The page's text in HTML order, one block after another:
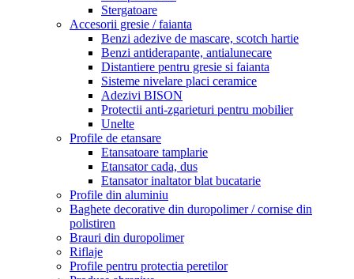
Stergatoare
Accesorii gresie / faianta
Benzi adezive de mascare, scotch hartie
Benzi antiderapante, antialunecare
Distantiere pentru gresie si faianta
Sisteme nivelare placi ceramice
Adezivi BISON
Protectii anti-zgarieturi pentru mobilier
Unelte
Profile de etansare
Etansatoare tamplarie
Etansator cada, dus
Etansator inaltator blat bucatarie
Profile din aluminiu
Baghete decorative din duropolimer / cornise din
polistiren
Brauri din duropolimer
Riflaje
Profile pentru protectia peretilor